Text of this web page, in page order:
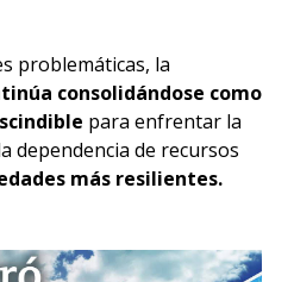
problemáticas, la
consolidándose como
para enfrentar la
dependencia de recursos
más resilientes.